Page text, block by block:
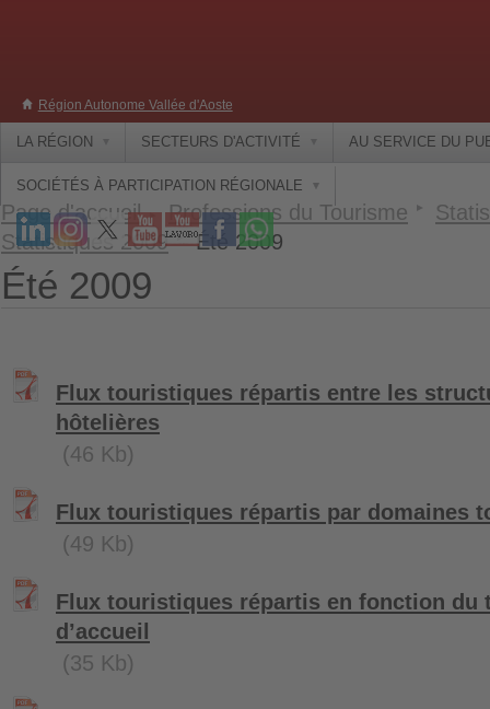
Région Autonome Vallée d'Aoste
LA RÉGION SECTEURS D'ACTIVITÉ AU SERVICE DU
SOCIÉTÉS À PARTICIPATION RÉGIONALE
Page d'accueil Professions du Tourisme
Statistiques 2009
Été 2009
Été 2009
Flux touristiques répartis entre les
hôtelières
(46 Kb)
Flux touristiques répartis par domaines
(49 Kb)
Flux touristiques répartis en fonction du
d’accueil
(35 Kb)